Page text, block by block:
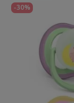
-30%